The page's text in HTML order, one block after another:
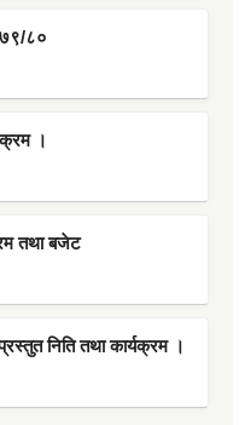
८०
।
तथा बजेट
निति तथा कार्यक्रम ।